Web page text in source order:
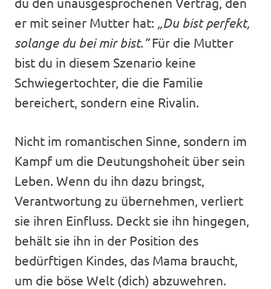
er mit seiner Mutter hat: „Du bist perfekt,
solange du bei mir bist.“Für die Mutter
bist du in diesem Szenario keine
Schwiegertochter, die die Familie
bereichert, sondern eine Rivalin.
Nicht im romantischen Sinne, sondern im
Kampf um die Deutungshoheit über sein
Leben. Wenn du ihn dazu bringst,
Verantwortung zu übernehmen, verliert
sie ihren Einfluss. Deckt sie ihn hingegen,
behält sie ihn in der Position des
bedürftigen Kindes, das Mama braucht,
um die böse Welt (dich) abzuwehren.